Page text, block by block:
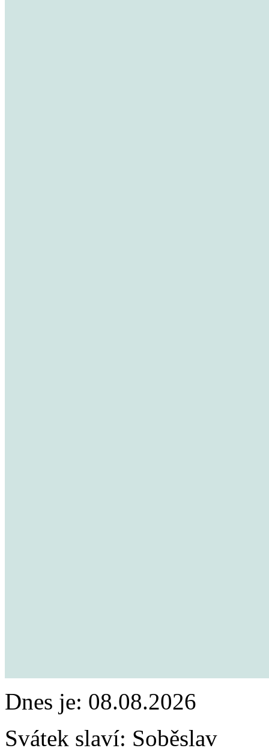
Dnes je: 08.08.2026
Svátek slaví: Soběslav